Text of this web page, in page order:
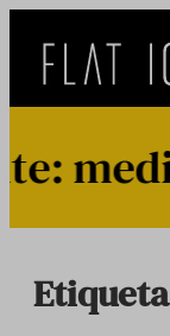
contenido